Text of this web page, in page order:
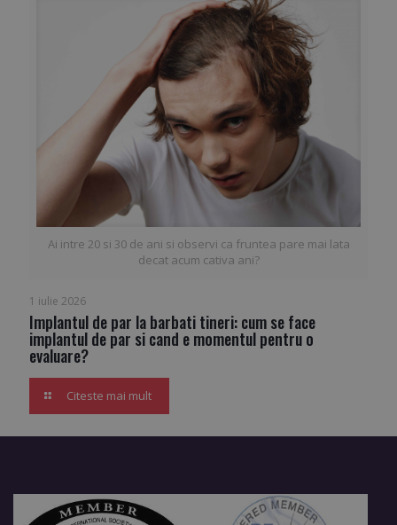
Ai intre 20 si 30 de ani si observi ca fruntea pare mai lata
decat acum cativa ani?
1 iulie 2026
Implantul de par la barbati tineri: cum se face
implantul de par si cand e momentul pentru o
evaluare?
Citeste mai mult